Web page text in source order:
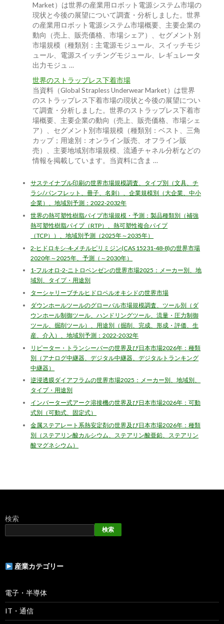
Market）は世界の産業用ロボット電源システム市場の
現状と今後の展望について調査・分析しました。世界
の産業用ロボット電源システム市場概要、主要企業の
動向（売上、販売価格、市場シェア）、セグメント別
市場規模（種類別：主電源モジュール、スイッチモジ
ュール、電源スイッチングモジュール、レギュレータ
出力モジュ …
世界のストラップレス下着市場
当資料（Global Strapless Underwear Market）は世界
のストラップレス下着市場の現状と今後の展望につい
て調査・分析しました。世界のストラップレス下着市
場概要、主要企業の動向（売上、販売価格、市場シェ
ア）、セグメント別市場規模（種類別：ベスト、三角
カップ；用途別：オンライン販売、オフライン販
売）、主要地域別市場規模、流通チャネル分析などの
情報を掲載しています。当資料に含ま …
サステイナブル印刷の世界市場規模調査、タイプ別（文具、チ
ラシ/パンフレット、冊子、名刺）、企業規模別（大企業、中小
企業）、地域別予測：2022-2032年
世界の熱可塑性樹脂パイプ市場規模・予測：製品種類別（補強
熱可塑性樹脂パイプ（RTP）、熱可塑性複合パイプ
（TCP））、地域別予測（2025年～2035年）
2-ヒドロキシ-4-メチルピリミジン(CAS 15231-48-8)の世界市場
2020年～2025年、予測（～2030年）
1-フルオロ-2-ニトロベンゼンの世界市場2025：メーカー別、地
域別、タイプ・用途別
ターシャリーブチルヒドロペルオキシドの世界市場
ダウンホールツールのグローバル市場規模調査、ツール別（ダ
ウンホール制御ツール、ハンドリングツール、流量・圧力制御
ツール、掘削ツール）、用途別（掘削、完成、形成・評価、生
産、介入）、地域別予測：2022-2032年
リピーター・トランシーバーの世界及び日本市場2026年：種類
別（アナログ中継器、デジタル中継器、デジタルトランキング
中継器）
逆浸透膜ダイアフラムの世界市場2025：メーカー別、地域別、
タイプ・用途別
インバーター式アーク溶接機の世界及び日本市場2026年：可動
式別（可動式、固定式）
金属ステアレート系熱安定剤の世界及び日本市場2026年：種類
別（ステアリン酸カルシウム、ステアリン酸亜鉛、ステアリン
酸マグネシウム）
検索
検索
産業カテゴリー
電子・半導体
IT・通信